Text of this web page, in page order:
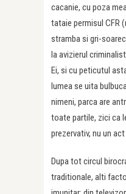
cacanie, cu poza
tataie permisul CFR
stramba si gri-
la avizierul
Ei, si cu peticutul
lumea se uita
nimeni, parca are
toate partile, zici ca
prezervativ, nu un
Dupa tot circul
traditionale, alti